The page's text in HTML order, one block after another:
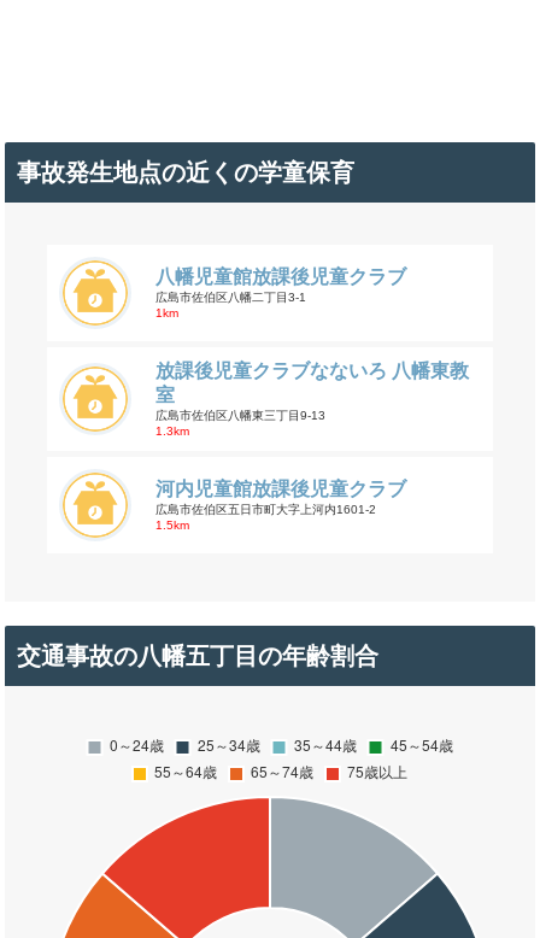
事故発生地点の近くの学童保育
八幡児童館放課後児童クラブ
広島市佐伯区八幡二丁目3-1
1km
放課後児童クラブなないろ 八幡東教
室
広島市佐伯区八幡東三丁目9-13
1.3km
河内児童館放課後児童クラブ
広島市佐伯区五日市町大字上河内1601-2
1.5km
交通事故の八幡五丁目の年齢割合